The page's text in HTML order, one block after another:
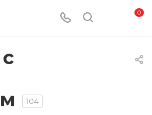
0
104